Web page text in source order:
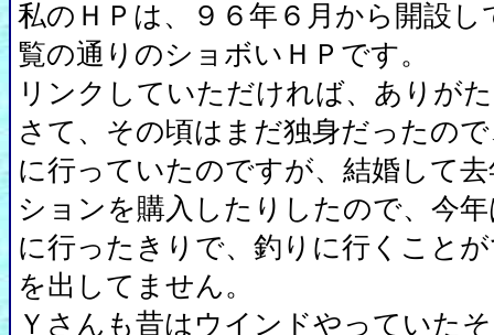
私のＨＰは、９６年６月から開設
覧の通りのショボいＨＰです。
リンクしていただければ、ありが
さて、その頃はまだ独身だったの
に行っていたのですが、結婚して
ションを購入したりしたので、今
に行ったきりで、釣りに行くこと
を出してません。
Ｙさんも昔はウインドやっていた